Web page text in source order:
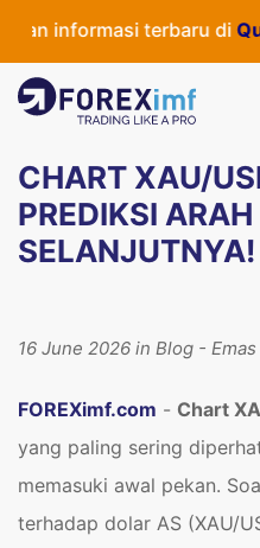
terbaru di
CHART XAU/
PREDIKSI
SELANJUTNYA!
16 June 2026 in Blog -
FOREXimf.com - Chart
yang paling sering
memasuki awal pekan.
terhadap dolar AS (XAU/